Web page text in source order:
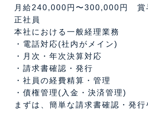
月給240,000円〜300,000円 賞
正社員
本社における一般経理業務
・電話対応(社内がメイン)
・月次・年次決算対応
・請求書確認・発行
・社員の経費精算・管理
・債権管理(入金・決済管理)
まずは、簡単な請求書確認・発